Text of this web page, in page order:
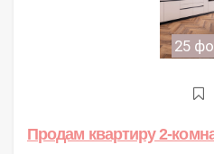
25
Продам квартиру 2-